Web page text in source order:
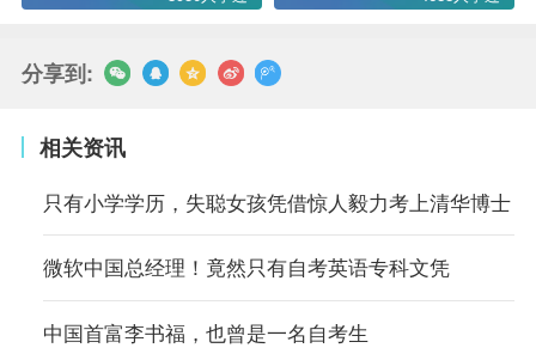
分享到:
相关资讯
只有小学学历，失聪女孩凭借惊人毅力考上清华博士
微软中国总经理！竟然只有自考英语专科文凭
中国首富李书福，也曾是一名自考生